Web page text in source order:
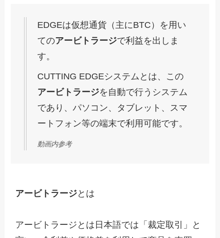
EDGEは仮想通貨（主にBTC）を用い
てのアービトラージで利益を出しま
す。
CUTTING EDGEシステムとは、この
アービトラージを自動で行うシステム
であり、パソコン、タブレット、スマ
ートフォン等の端末で利用可能です。
動画内参考
アービトラージとは
アービトラージとは日本語では「裁定取引」と